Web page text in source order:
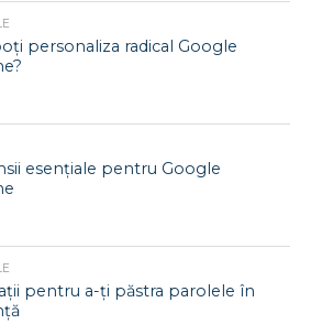
personaliza radical Google
esențiale pentru Google
pentru a-ți păstra parolele în